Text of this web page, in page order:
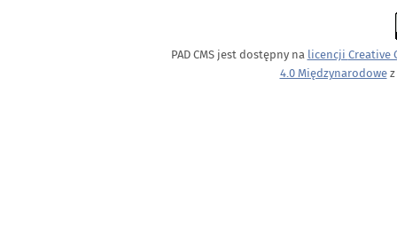
PAD CMS jest dostępny na licencji Creative
4.0 Międzynarodowez